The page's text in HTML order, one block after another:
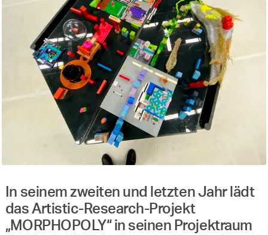
In seinem zweiten und letzten Jahr lädt
das Artistic-Research-Projekt
„MORPHOPOLY“ in seinen Projektraum